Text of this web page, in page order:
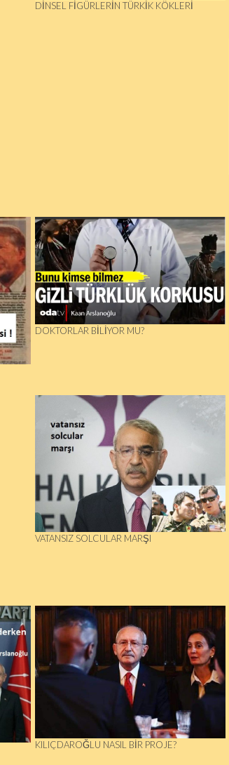
DINSEL FIGÜRLERIN TÜRKIK KÖKLERI
DOKTORLAR BİLİYOR MU?
VATANSIZ SOLCULAR MARŞI
KILIÇDAROĞLU NASIL BIR PROJE?